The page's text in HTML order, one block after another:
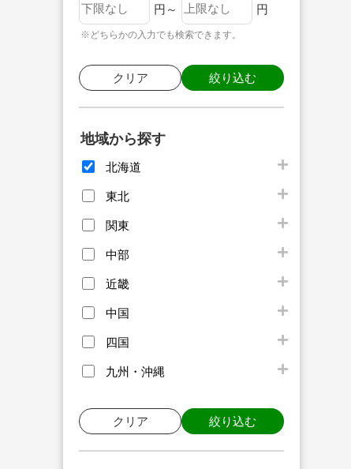
円～ 円
※どちらかの入力でも検索できます。
クリア 絞り込む
地域から探す
北海道
東北
関東
中部
近畿
中国
四国
九州・沖縄
クリア 絞り込む